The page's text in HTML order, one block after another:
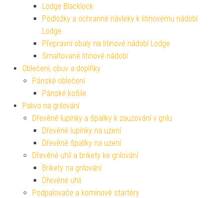
Lodge Blacklock
Podložky a ochranné návleky k litinovému nádobí
Lodge
Přepravní obaly na litinové nádobí Lodge
Smaltované litinové nádobí
Oblečení, obuv a doplňky
Pánské oblečení
Pánské košile
Palivo na grilování
Dřevěné lupínky a špalíky k zauzování v grilu
Dřevěné lupínky na uzení
Dřevěné špalíky na uzení
Dřevěné uhlí a brikety ke grilování
Brikety na grilování
Dřevěné uhlí
Podpalovače a komínové startéry